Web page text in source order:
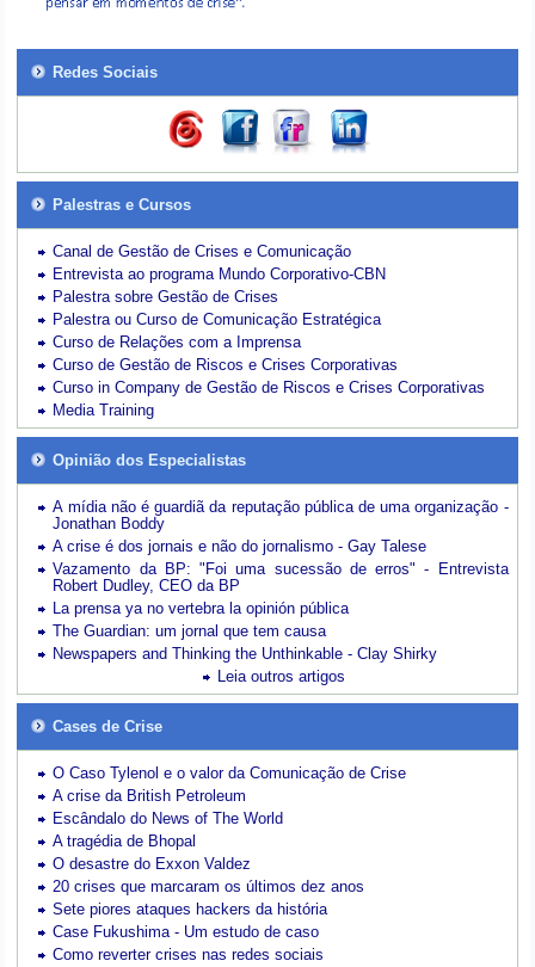
Redes Sociais
Palestras e Cursos
Canal de Gestão de Crises e Comunicação
Entrevista ao programa Mundo Corporativo-CBN
Palestra sobre Gestão de Crises
Palestra ou Curso de Comunicação Estratégica
Curso de Relações com a Imprensa
Curso de Gestão de Riscos e Crises Corporativas
Curso in Company de Gestão de Riscos e Crises Corporativas
Media Training
Opinião dos Especialistas
A mídia não é guardiã da reputação pública de uma organização -
Jonathan Boddy
A crise é dos jornais e não do jornalismo - Gay Talese
Vazamento da BP: "Foi uma sucessão de erros" - Entrevista
Robert Dudley, CEO da BP
La prensa ya no vertebra la opinión pública
The Guardian: um jornal que tem causa
Newspapers and Thinking the Unthinkable - Clay Shirky
Leia outros artigos
Cases de Crise
O Caso Tylenol e o valor da Comunicação de Crise
A crise da British Petroleum
Escândalo do News of The World
A tragédia de Bhopal
O desastre do Exxon Valdez
20 crises que marcaram os últimos dez anos
Sete piores ataques hackers da história
Case Fukushima - Um estudo de caso
Como reverter crises nas redes sociais